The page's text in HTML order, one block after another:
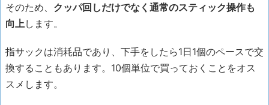
そのため、 クッパ回しだけでなく通常のスティック操作も
向上 します。
指サックは消耗品であり、下手をしたら1日1個のペースで交
換することもあります。10個単位で買っておくことをオス
スメします。